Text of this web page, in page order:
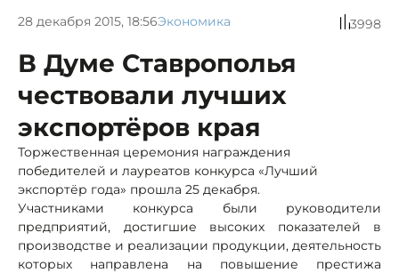
28 декабря 2015, 18:56Экономика 3998
В Думе Ставрополья
чествовали лучших
экспортёров края
Торжественная церемония награждения
победителей и лауреатов конкурса «Лучший
экспортёр года» прошла 25 декабря.
Участниками конкурса были руководители
предприятий, достигшие высоких показателей в
производстве и реализации продукции, деятельность
которых направлена на повышение престижа